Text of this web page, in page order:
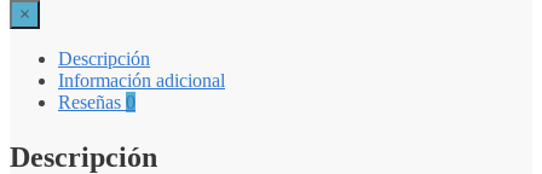
×
Descripción
Información adicional
Reseñas 0
Descripción